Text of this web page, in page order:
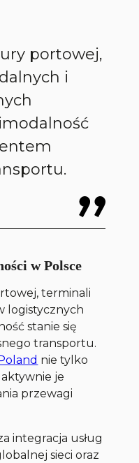
portowej,
i
w Polsce
terminali
logistycznych
stanie się
transportu.
nie tylko
je
przewagi
integracja usług
sieci oraz